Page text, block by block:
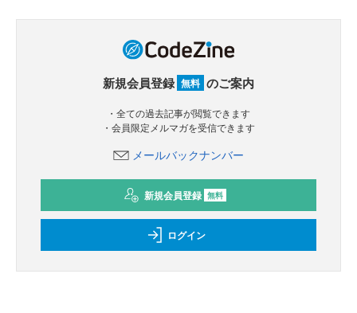
新規会員登録 無料 のご案内
・全ての過去記事が閲覧できます
・会員限定メルマガを受信できます
メールバックナンバー
新規会員登録 無料
ログイン